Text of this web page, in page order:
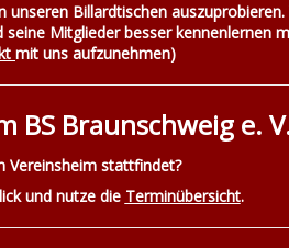
Billardtischen
seine Mitglieder besser kennenlernen
mit uns aufzunehmen)
BS Braunschweig e.
Vereinsheim stattfindet?
und nutze die Terminübersicht.